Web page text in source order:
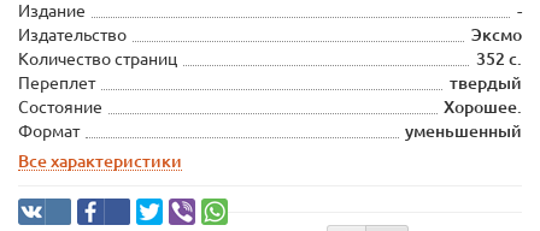
Издание
-
Издательство
Эксмо
Количество страниц
352 с.
Переплет
твердый
Состояние
Хорошее.
Формат
уменьшенный
Все характеристики